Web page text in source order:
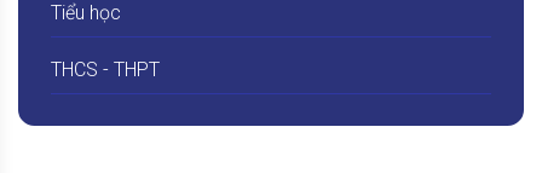
Tiểu học
THCS - THPT